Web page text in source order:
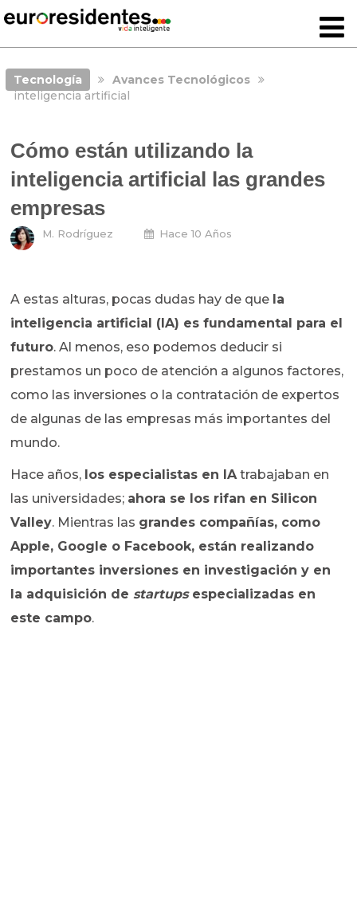
Tecnología
Avances Tecnológicos
inteligencia artificial
Cómo están utilizando la
inteligencia artificial las grandes
empresas
M. Rodríguez Hace 10 Años
A estas alturas, pocas dudas hay de que la
inteligencia artificial (IA) es fundamental para el
futuro. Al menos, eso podemos deducir si
prestamos un poco de atención a algunos factores,
como las inversiones o la contratación de expertos
de algunas de las empresas más importantes del
mundo.
Hace años, los especialistas en IAtrabajaban en
las universidades; ahora se los rifan en Silicon
Valley. Mientras las grandes compañías, como
Apple, Google o Facebook, están realizando
importantes inversiones en investigación y en
la adquisición destartupsespecializadas en
este campo.